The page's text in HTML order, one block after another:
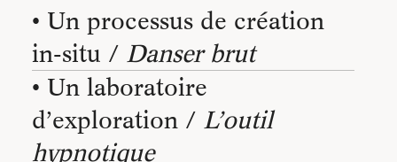
• Un processus de création
in-situ / Danser brut
• Un laboratoire
d’exploration / L’outil
hypnotique